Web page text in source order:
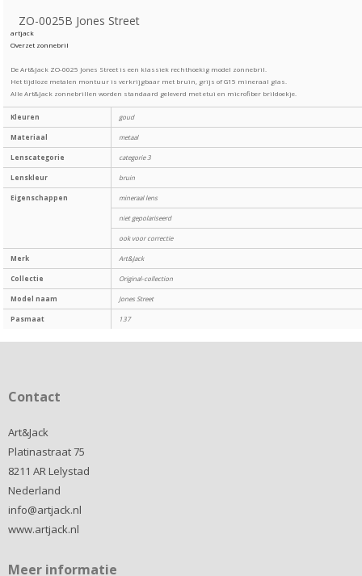
ZO-0025B Jones Street
artjack
Overzet zonnebril
De Art&Jack ZO-0025 Jones Street is een klassiek rechthoekig model zonnebril.
Het tijdloze metalen montuur is verkrijgbaar met bruin, grijs of G15 mineraal glas.
Alle Art&Jack zonnebrillen worden standaard geleverd met etui en microfiber brildoekje.
Kleuren goud
Materiaal metaal
Lenscategorie categorie 3
Lenskleur bruin
Eigenschappen mineraal lens
niet gepolariseerd
ook voor correctie
Merk Art&Jack
Collectie Original-collection
Model naam Jones Street
Pasmaat 137
Contact
Art&Jack
Platinastraat 75
8211 AR Lelystad
Nederland
info@artjack.nl
www.artjack.nl
Meer informatie